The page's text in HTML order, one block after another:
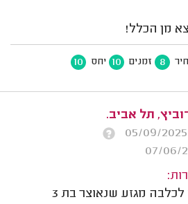
מן הכלל!
8 זמנים 10 יחס 10
תל אביב.
אילוף ביתי לכלבה מגזע שנאוצר בת 3